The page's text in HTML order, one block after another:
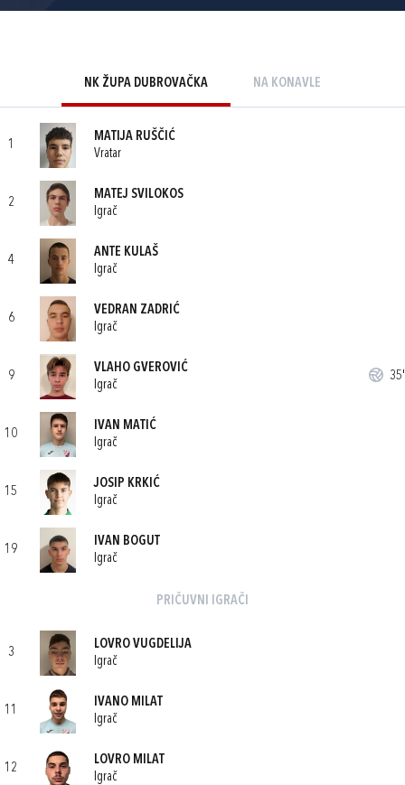
NK ŽUPA DUBROVAČKA NA KONAVLE
1
MATIJA RUŠČIĆ
Vratar
2
MATEJ SVILOKOS
Igrač
4
ANTE KULAŠ
Igrač
6
VEDRAN ZADRIĆ
Igrač
9
VLAHO GVEROVIĆ
Igrač
35'
10
IVAN MATIĆ
Igrač
15
JOSIP KRKIĆ
Igrač
19
IVAN BOGUT
Igrač
PRIČUVNI IGRAČI
3
LOVRO VUGDELIJA
Igrač
11
IVANO MILAT
Igrač
12
LOVRO MILAT
Igrač